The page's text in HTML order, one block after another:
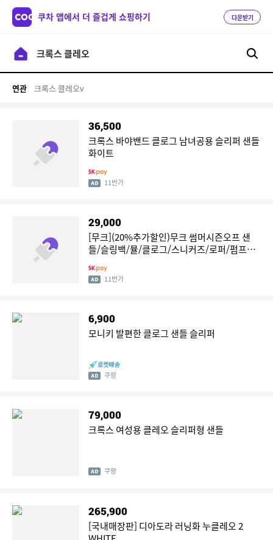
쿠차 앱에서 더 즐겁게 쇼핑하기 다운받기
연관 크록스 클레오v
36,500
크록스 바야밴드 클로그 남녀공용 슬리퍼 샌들
화이트
11번가
29,000
[무크](20%추가할인)무크 썸머시즌오프 샌
들/슬링백/뮬/클로그/스니커즈/로퍼/펌프스/
11번가
6,900
모니키 발편한 클로그 샌들 슬리퍼
쿠팡
79,000
크록스 여성용 클레오 슬리퍼형 샌들
쿠팡
265,900
[국내매장판] 디아도라 러닝화 누클레오 2